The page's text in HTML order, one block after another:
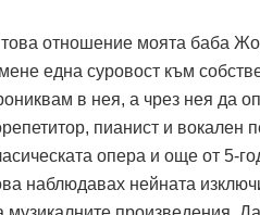
отношение моята баба
една суровост към
в нея, а чрез нея да
пианист и вокален
опера и още от 5-
наблюдавах нейната